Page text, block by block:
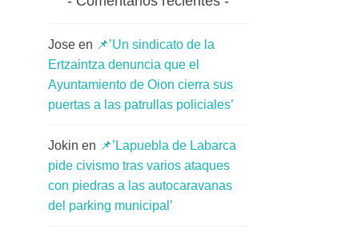
Jose en 📌’Un sindicato de la
Ertzaintza denuncia que el
Ayuntamiento de Oion cierra sus
puertas a las patrullas policiales’
Jokin en 📌’Lapuebla de Labarca
pide civismo tras varios ataques
con piedras a las autocaravanas
del parking municipal’